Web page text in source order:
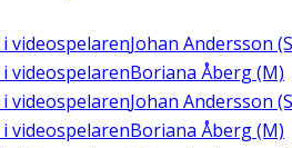
i videospelarenJohan Andersson
i videospelarenBoriana Åberg (M)
i videospelarenJohan Andersson
i videospelarenBoriana Åberg (M)